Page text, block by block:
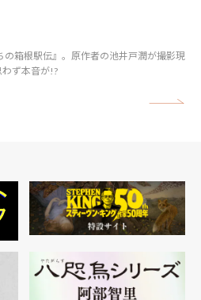
の箱根駅伝』。原作者の池井戸潤が撮影現
ず本音が!?